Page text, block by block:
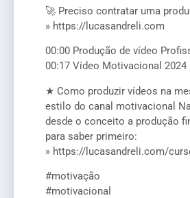
🚀 Preciso contratar uma
» https://lucasandreli.com
00:00 Produção de vídeo
00:17 Vídeo Motivacional 2024
★ Como produzir vídeos na
estilo do canal motivacional
desde o conceito a produção
para saber primeiro:
» https://lucasandreli.com/
#motivação
#motivacional